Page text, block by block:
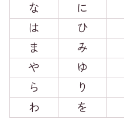
な
に
は
ひ
ま
み
や
ゆ
ら
り
わ
を